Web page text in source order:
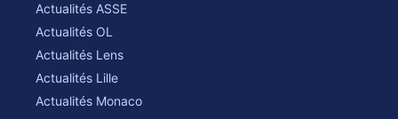
Actualités ASSE
Actualités OL
Actualités Lens
Actualités Lille
Actualités Monaco